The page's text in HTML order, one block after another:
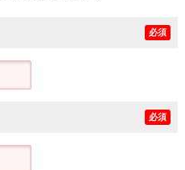
必須
必須